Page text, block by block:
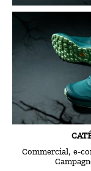
Commercial, e-